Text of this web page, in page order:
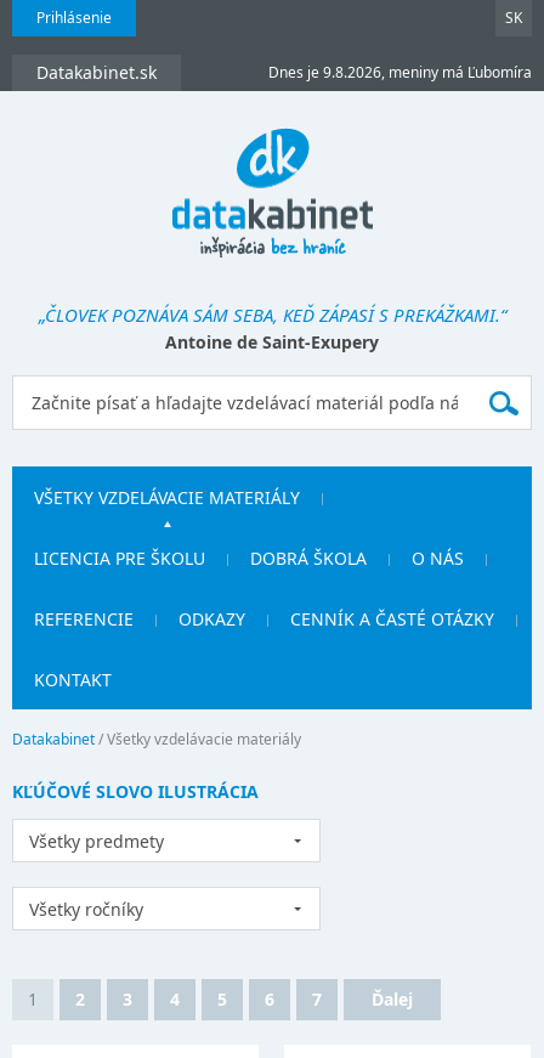
Prihlásenie SK
Datakabinet.sk Dnes je 9.8.2026, meniny má Ľubomíra
„ČLOVEK POZNÁVA SÁM SEBA, KEĎ ZÁPASÍ S PREKÁŽKAMI.“
Antoine de Saint-Exupery
VŠETKY VZDELÁVACIE MATERIÁLY
LICENCIA PRE ŠKOLU DOBRÁ ŠKOLA O NÁS
REFERENCIE ODKAZY CENNÍK A ČASTÉ OTÁZKY
KONTAKT
Datakabinet/Všetky vzdelávacie materiály
KĽÚČOVÉ SLOVO ILUSTRÁCIA
Všetky predmety
Všetky ročníky
1 2 3 4 5 6 7 Ďalej